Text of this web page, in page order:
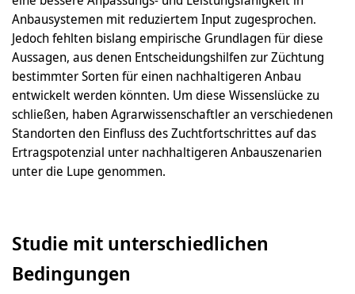
Anbausystemen mit reduziertem Input zugesprochen.
Jedoch fehlten bislang empirische Grundlagen für diese
Aussagen, aus denen Entscheidungshilfen zur Züchtung
bestimmter Sorten für einen nachhaltigeren Anbau
entwickelt werden könnten. Um diese Wissenslücke zu
schließen, haben Agrarwissenschaftler an verschiedenen
Standorten den Einfluss des Zuchtfortschrittes auf das
Ertragspotenzial unter nachhaltigeren Anbauszenarien
unter die Lupe genommen.
Studie mit unterschiedlichen
Bedingungen